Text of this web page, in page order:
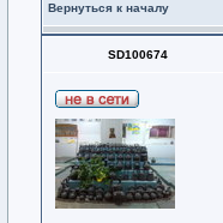
Вернуться к началу
SD100674